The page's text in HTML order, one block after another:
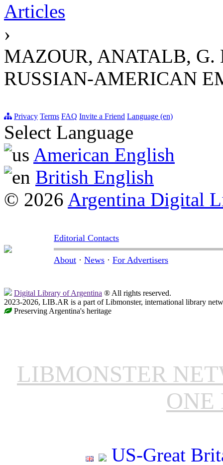
Articles
›
MAZOUR, ANATALB,
RUSSIAN-AMERICAN
Privacy Terms FAQ Invite a Friend Language (en)
Select Language
American English
British English
© 2026 Argentina Digital
Editorial Contacts
About · News · For Advertisers
Digital Library of Argentina ® All rights reserved.
2023-2026, LIB.AR is a part of Libmonster, international library
Preserving Argentina's heritage
LIBMONSTER
ONE
US-Great